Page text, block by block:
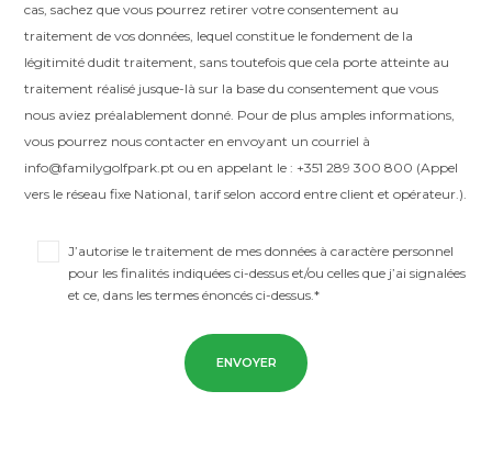
cas, sachez que vous pourrez retirer votre consentement au
traitement de vos données, lequel constitue le fondement de la
légitimité dudit traitement, sans toutefois que cela porte atteinte au
traitement réalisé jusque-là sur la base du consentement que vous
nous aviez préalablement donné. Pour de plus amples informations,
vous pourrez nous contacter en envoyant un courriel à
info@familygolfpark.pt ou en appelant le : +351 289 300 800 (Appel
vers le réseau fixe National, tarif selon accord entre client et opérateur.).
J’autorise le traitement de mes données à caractère personnel
pour les finalités indiquées ci-dessus et/ou celles que j’ai signalées
et ce, dans les termes énoncés ci-dessus.*